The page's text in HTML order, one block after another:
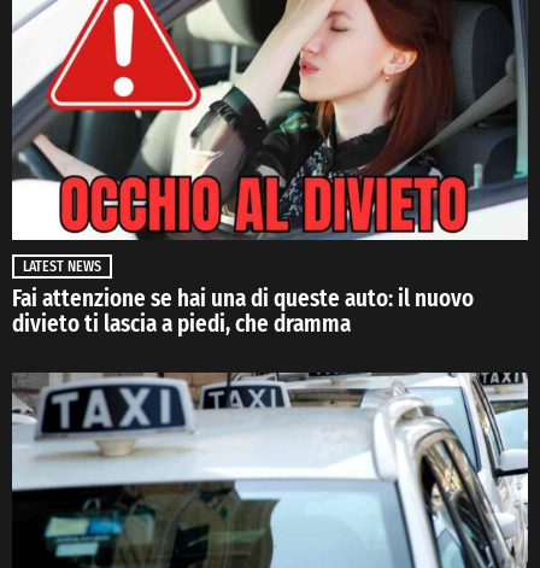
LATEST NEWS
Fai attenzione se hai una di queste auto: il nuovo
divieto ti lascia a piedi, che dramma